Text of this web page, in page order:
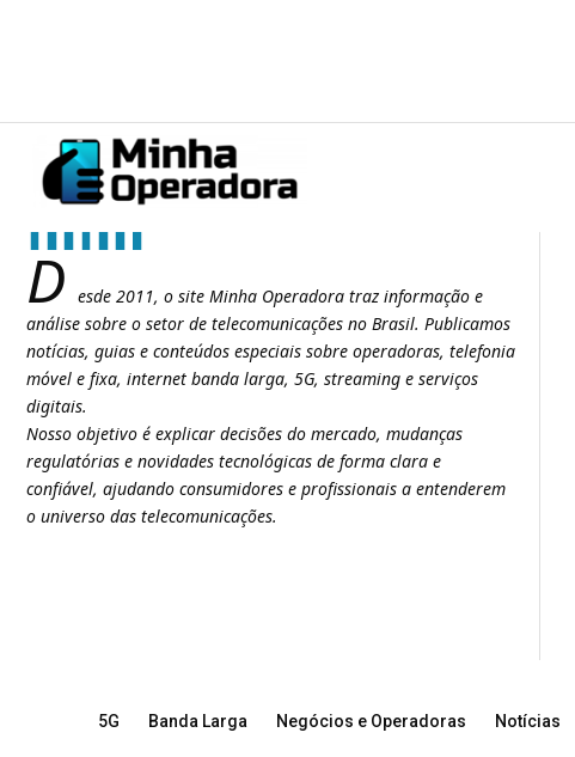
D esde 2011, o site Minha Operadora traz informação e
análise sobre o setor de telecomunicações no Brasil. Publicamos
notícias, guias e conteúdos especiais sobre operadoras, telefonia
móvel e fixa, internet banda larga, 5G, streaming e serviços
digitais.
Nosso objetivo é explicar decisões do mercado, mudanças
regulatórias e novidades tecnológicas de forma clara e
confiável, ajudando consumidores e profissionais a entenderem
o universo das telecomunicações.
5G Banda Larga Negócios e Operadoras Notícias